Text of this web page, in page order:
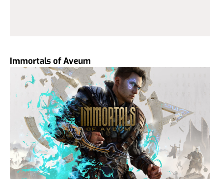
Immortals of Aveum